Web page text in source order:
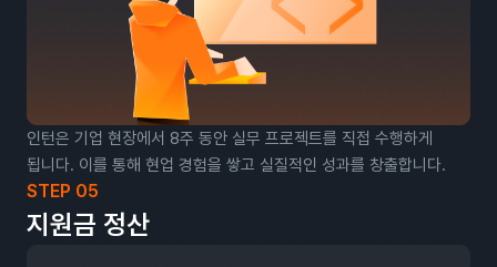
인턴은 기업 현장에서 8주 동안 실무 프로젝트를 직접 수행하게
됩니다. 이를 통해 현업 경험을 쌓고 실질적인 성과를 창출합니다.
STEP 05
지원금 정산